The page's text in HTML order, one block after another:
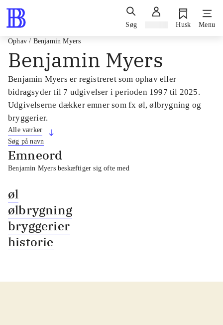
Søg Husk Menu
Ophav / Benjamin Myers
Benjamin Myers
Benjamin Myers er registreret som ophav eller
bidragsyder til 7 udgivelser i perioden 1997 til 2025.
Udgivelserne dækker emner som fx øl, ølbrygning og
bryggerier.
Alle værker
Søg på navn
Emneord
Benjamin Myers beskæftiger sig ofte med
øl
ølbrygning
bryggerier
historie